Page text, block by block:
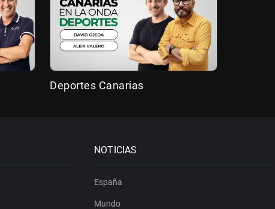
Deportes Canarias
NOTICIAS
España
Mundo